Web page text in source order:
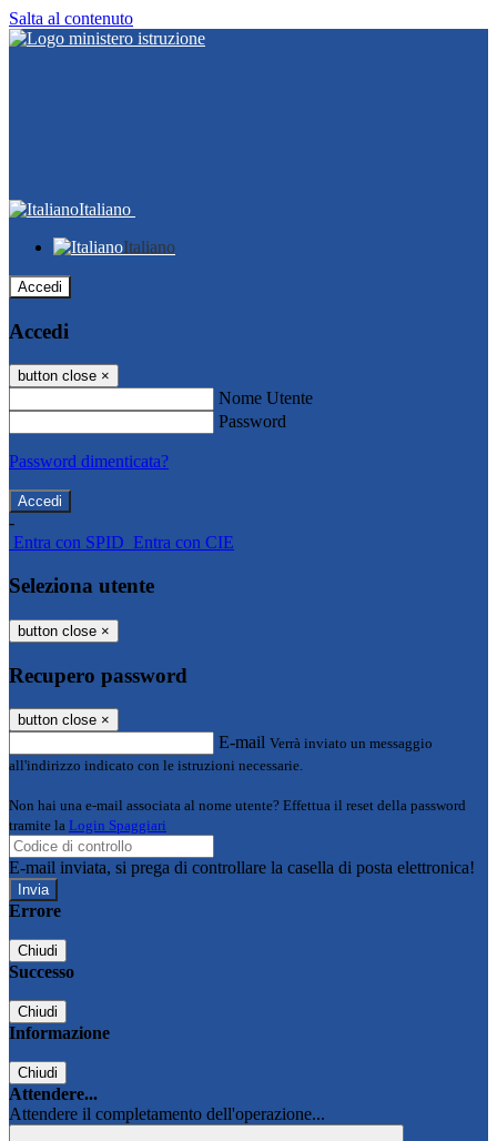
Salta al contenuto
Italiano
Italiano
Accedi
Accedi
button close ×
Nome Utente
Password
Password dimenticata?
-
Entra con SPID Entra con CIE
Seleziona utente
button close ×
Recupero password
button close ×
E-mail Verrà inviato un messaggio
all'indirizzo indicato con le istruzioni necessarie.
Non hai una e-mail associata al nome utente? Effettua il reset della password
tramite la Login Spaggiari
E-mail inviata, si prega di controllare la casella di posta elettronica!
Errore
Chiudi
Successo
Chiudi
Informazione
Chiudi
Attendere...
Attendere il completamento dell'operazione...